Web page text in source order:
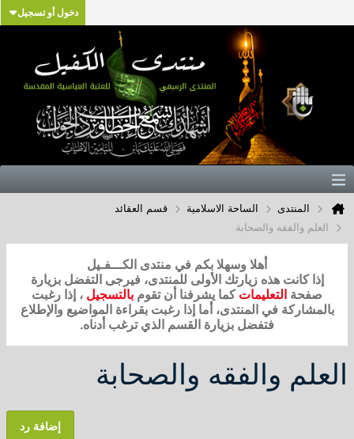
دخول أو تسجيل
المنتدى الساحة الاسلامية
قسم العقائد
العلم والفقه والصحابة
أهلا وسهلا بكم في منتدى الكـــفـيل
إذا كانت هذه زيارتك الأولى للمنتدى، فيرجى التفضل بزيارة
صفحة التعليمات كما يشرفنا أن تقوم بالتسجيل ، إذا رغبت
بالمشاركة في المنتدى، أما إذا رغبت بقراءة المواضيع والإطلاع
فتفضل بزيارة القسم الذي ترغب أدناه.
العلم والفقه والصحابة
إضافة رد